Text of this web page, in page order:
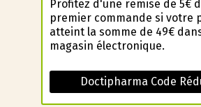
Profitez d'une remise de 5€
premier commande si votre
atteint la somme de 49€
magasin électronique.
Doctipharma Code